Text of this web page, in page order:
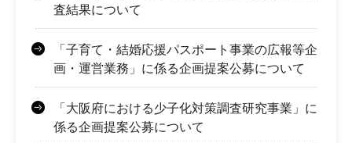
査結果について
「子育て・結婚応援パスポート事業の広報等企
画・運営業務」に係る企画提案公募について
「大阪府における少子化対策調査研究事業」に
係る企画提案公募について